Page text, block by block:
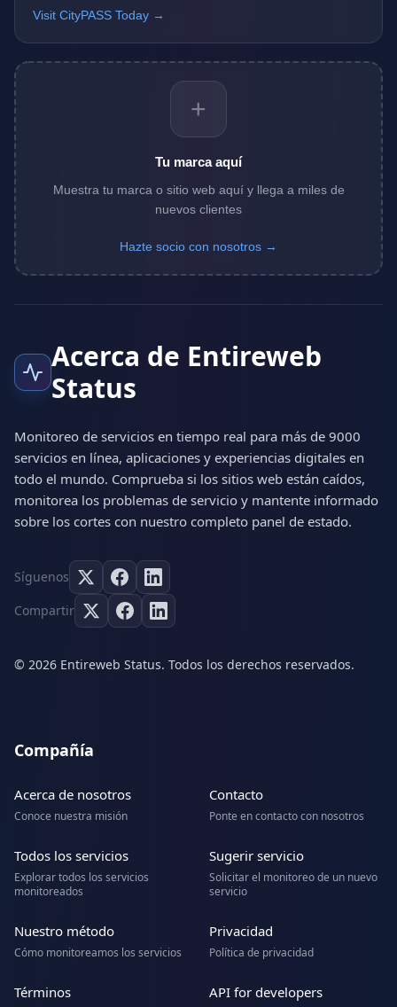
Visit CityPASS Today →
+
Tu marca aquí
Muestra tu marca o sitio web aquí y llega a miles de
nuevos clientes
Hazte socio con nosotros →
Acerca de Entireweb
Status
Monitoreo de servicios en tiempo real para más de 9000
servicios en línea, aplicaciones y experiencias digitales en
todo el mundo. Comprueba si los sitios web están caídos,
monitorea los problemas de servicio y mantente informado
sobre los cortes con nuestro completo panel de estado.
Síguenos
Compartir
© 2026 Entireweb Status. Todos los derechos reservados.
Compañía
Acerca de nosotros
Conoce nuestra misión
Contacto
Ponte en contacto con nosotros
Todos los servicios
Explorar todos los servicios
monitoreados
Sugerir servicio
Solicitar el monitoreo de un nuevo
servicio
Nuestro método
Cómo monitoreamos los servicios
Privacidad
Política de privacidad
Términos API for developers